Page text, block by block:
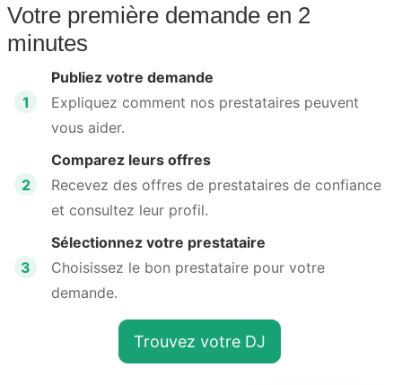
Votre première demande en 2
minutes
1
Publiez votre demande
Expliquez comment nos prestataires peuvent
vous aider.
2
Comparez leurs offres
Recevez des offres de prestataires de confiance
et consultez leur profil.
3
Sélectionnez votre prestataire
Choisissez le bon prestataire pour votre
demande.
Trouvez votre DJ